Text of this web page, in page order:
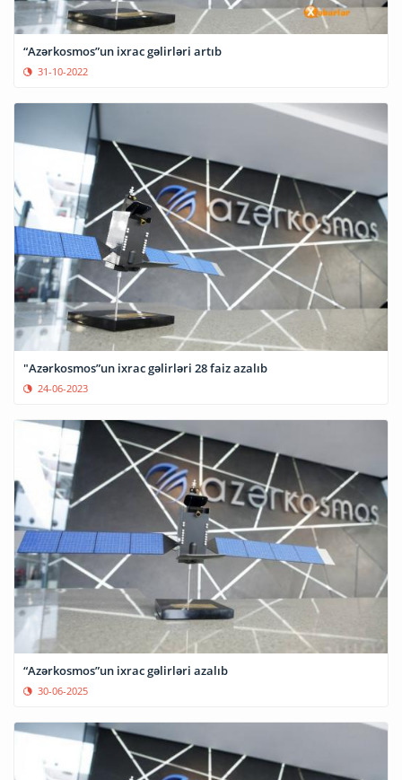
“Azərkosmos”un ixrac gəlirləri artıb
31-10-2022
"Azərkosmos”un ixrac gəlirləri 28 faiz azalıb
24-06-2023
“Azərkosmos”un ixrac gəlirləri azalıb
30-06-2025